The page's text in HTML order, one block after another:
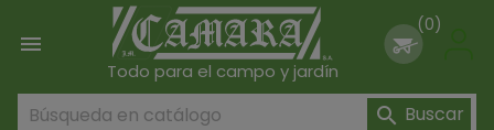

Todo para el campo y jardín
(0)
 Buscar